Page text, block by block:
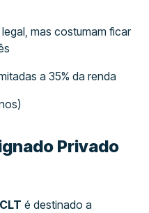
mas costumam ficar
a 35% da renda
Privado
é destinado a